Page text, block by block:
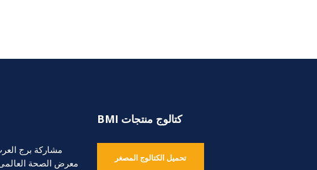
مشاركة برج
معرض الصحة
كتالوج منتجات BMI
تحميل الكتالوج المصغر